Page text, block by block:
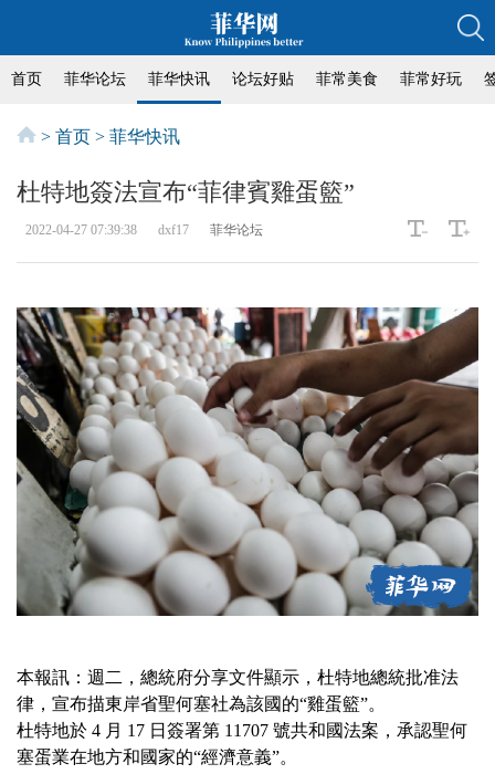
首页 菲华论坛 菲华快讯 论坛好贴 菲常美食 菲常好玩
> 首页 > 菲华快讯
杜特地簽法宣布“菲律賓雞蛋籃”
2022-04-27 07:39:38 dxf17 菲华论坛
本報訊：週二，總統府分享文件顯示，杜特地總統批准法
律，宣布描東岸省聖何塞社為該國的“雞蛋籃”。
杜特地於 4 月 17 日簽署第 11707 號共和國法案，承認聖何
塞蛋業在地方和國家的“經濟意義”。